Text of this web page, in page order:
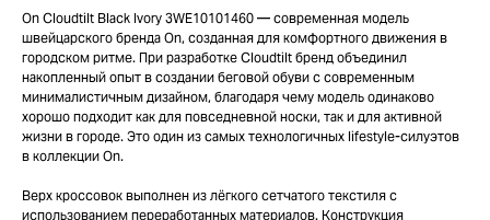
On Cloudtilt Black Ivory 3WE10101460 — современная модель
швейцарского бренда On, созданная для комфортного движения в
городском ритме. При разработке Cloudtilt бренд объединил
накопленный опыт в создании беговой обуви с современным
минималистичным дизайном, благодаря чему модель одинаково
хорошо подходит как для повседневной носки, так и для активной
жизни в городе. Это один из самых технологичных lifestyle-силуэтов
в коллекции On.
Верх кроссовок выполнен из лёгкого сетчатого текстиля с
использованием переработанных материалов. Конструкция